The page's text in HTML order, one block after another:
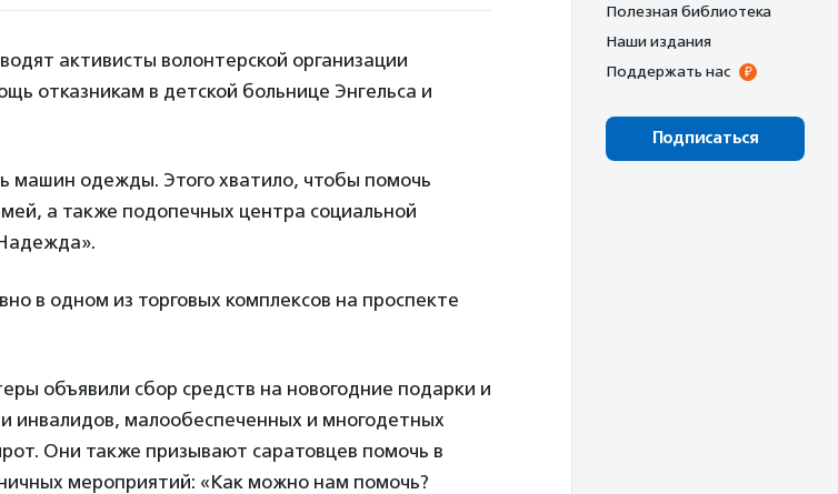
активисты волонтерской организации
отказникам в детской больнице Энгельса и
машин одежды. Этого хватило, чтобы помочь
а также подопечных центра социальной
в одном из торговых комплексов на проспекте
объявили сбор средств на новогодние подарки и
инвалидов, малообеспеченных и многодетных
Они также призывают саратовцев помочь в
мероприятий: «Как можно нам помочь?
Полезная библиотека
Наши издания
Поддержать нас
Подписаться